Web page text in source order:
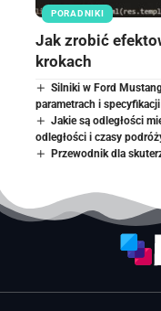
PORADNIKI
Jak zrobić
krokach
Silniki w Ford
parametrach i specyfikacji
Jakie są odległości
odległości i czasy
Przewodnik dla